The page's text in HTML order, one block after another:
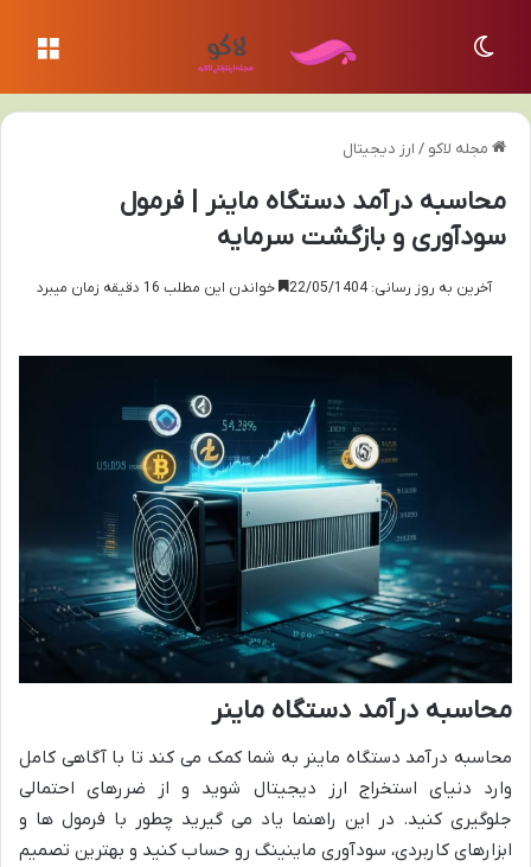
مجله لاکو / ارز دیجیتال
محاسبه درآمد دستگاه ماینر | فرمول
سودآوری و بازگشت سرمایه
آخرین به روز رسانی: 22/05/1404 خواندن این مطلب 16 دقیقه زمان میبرد
محاسبه درآمد دستگاه ماینر
محاسبه درآمد دستگاه ماینر به شما کمک می کند تا با آگاهی کامل
وارد دنیای استخراج ارز دیجیتال شوید و از ضررهای احتمالی
جلوگیری کنید. در این راهنما یاد می گیرید چطور با فرمول ها و
ابزارهای کاربردی، سودآوری ماینینگ رو حساب کنید و بهترین تصمیم